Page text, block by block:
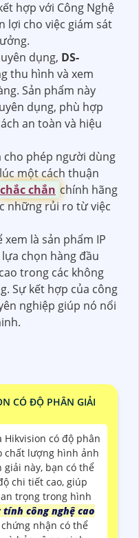
hợp với Công Nghệ
lợi cho việc giám sát
dụng, DS-
thu hình và xem
Sản phẩm này
dụng, phù hợp
an toàn và hiệu
cho phép người dùng
một cách thuận
chắc chắn chính hãng
những rủi ro từ việc
là sản phẩm IP
chọn hàng đầu
trong các không
Sự kết hợp của công
nghiệp giúp nó nổi
CÓ ĐỘ PHÂN GIẢI
Hikvision có độ phân
chất lượng hình ảnh
này, bạn có thể
chi tiết cao, giúp
trọng trong hình
công nghệ cao
nhận có thể